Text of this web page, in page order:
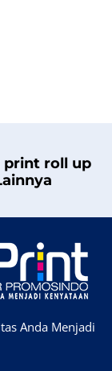
print roll up
Anda Menjadi